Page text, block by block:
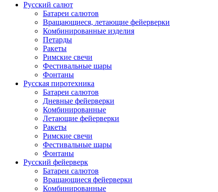
Русский салют
Батареи салютов
Вращающиеся, летающие фейерверки
Комбинированные изделия
Петарды
Ракеты
Римские свечи
Фестивальные шары
Фонтаны
Русская пиротехника
Батареи салютов
Дневные фейерверки
Комбинированные
Летающие фейерверки
Ракеты
Римские свечи
Фестивальные шары
Фонтаны
Русский фейерверк
Батареи салютов
Вращающиеся фейерверки
Комбинированные